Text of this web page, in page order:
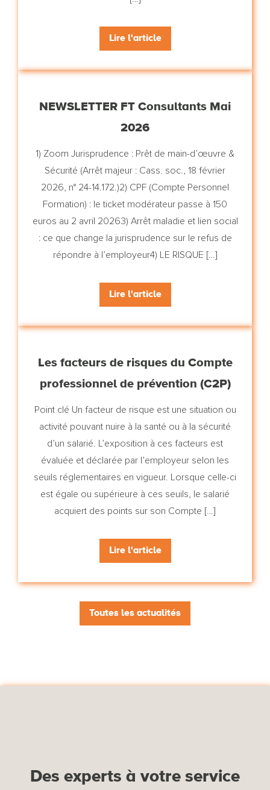
Lire l'article
NEWSLETTER FT Consultants Mai
2026
1) Zoom Jurisprudence : Prêt de main-d’œuvre &
Sécurité (Arrêt majeur : Cass. soc., 18 février
2026, n° 24-14.172.)2) CPF (Compte Personnel
Formation) : le ticket modérateur passe à 150
euros au 2 avril 20263) Arrêt maladie et lien social
: ce que change la jurisprudence sur le refus de
répondre à l’employeur4) LE RISQUE […]
Lire l'article
Les facteurs de risques du Compte
professionnel de prévention (C2P)
Point clé Un facteur de risque est une situation ou
activité pouvant nuire à la santé ou à la sécurité
d’un salarié. L’exposition à ces facteurs est
évaluée et déclarée par l’employeur selon les
seuils réglementaires en vigueur. Lorsque celle-ci
est égale ou supérieure à ces seuils, le salarié
acquiert des points sur son Compte […]
Lire l'article
Toutes les actualités
Des experts à votre service